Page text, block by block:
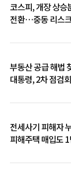
코스피, 개장 상승
전환…중동 리스
부동산 공급 해법
대통령, 2차 점검
전세사기 피해자
피해주택 매입도